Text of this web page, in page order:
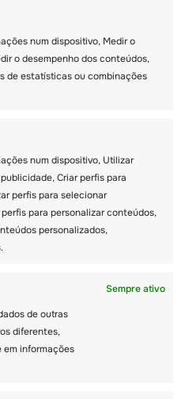
num dispositivo, Medir o
o desempenho dos conteúdos,
de estatísticas ou combinações
num dispositivo, Utilizar
Criar perfis para
perfis para selecionar
para personalizar conteúdos,
personalizados,
Sempre ativo
de outras
diferentes,
em informações
UM
TEU